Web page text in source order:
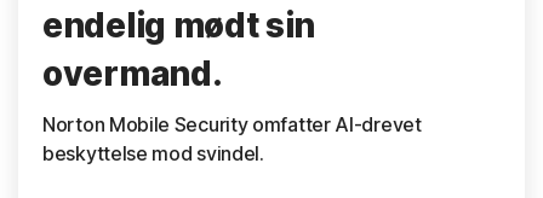
endelig mødt sin
overmand.
Norton Mobile Security omfatter AI-drevet
beskyttelse mod svindel.